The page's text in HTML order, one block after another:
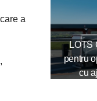
a
LOTS
pentru
cu